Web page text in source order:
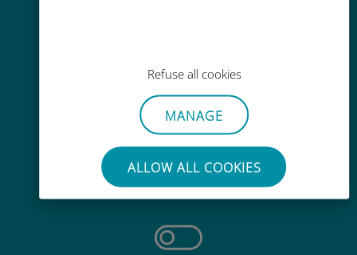
Refuse all cookies
MANAGE
ALLOW ALL COOKIES
Sem esforço
Não há necessidade de remover
seu cartão SIM existente